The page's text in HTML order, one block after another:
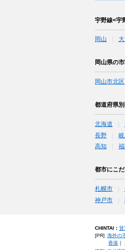
宇野線<宇
岡山
岡山県の
岡山市北区
都道府県
北海道
長野
高知
福
都市にこ
札幌市
神戸市
CHINTAI： 賃
[PR] 海外の
香港｜